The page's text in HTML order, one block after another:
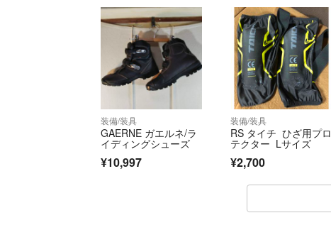
装備/装具
GAERNE ガエルネ/ラ
イディングシューズ
¥10,997
装備/装具
RS タイチ ひざ用プロ
テクター Lサイズ
¥2,700